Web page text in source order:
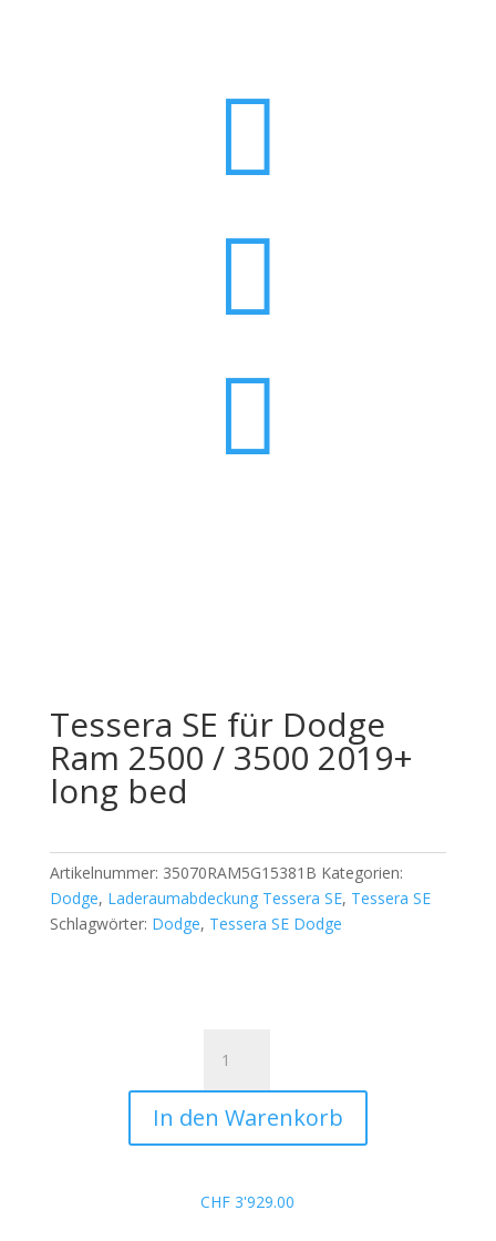



Tessera SE für Dodge
Ram 2500 / 3500 2019+
long bed
Artikelnummer: 35070RAM5G15381B Kategorien:
Dodge, Laderaumabdeckung Tessera SE, Tessera SE
Schlagwörter: Dodge, Tessera SE Dodge
für
Dodge
Ram
/
In den Warenkorb
CHF 3'929.00